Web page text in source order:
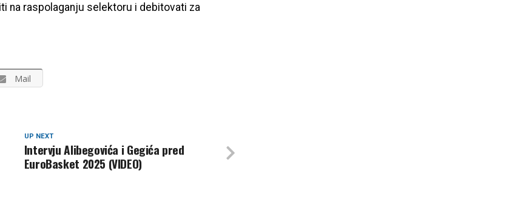
na raspolaganju selektoru i debitovati za
Mail
UP NEXT
Intervju Alibegovića i Gegića pred
EuroBasket 2025 (VIDEO)